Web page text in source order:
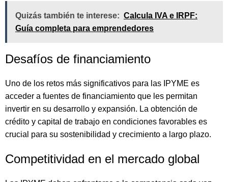
Quizás también te interese: Calcula IVA e IRPF:
Guía completa para emprendedores
Desafíos de financiamiento
Uno de los retos más significativos para las IPYME es
acceder a fuentes de financiamiento que les permitan
invertir en su desarrollo y expansión. La obtención de
crédito y capital de trabajo en condiciones favorables es
crucial para su sostenibilidad y crecimiento a largo plazo.
Competitividad en el mercado global